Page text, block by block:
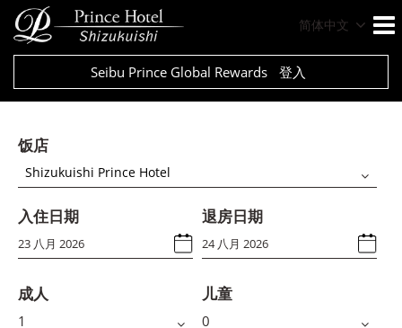
简体中文
Seibu Prince Global Rewards 登入
饭店
Shizukuishi Prince Hotel
入住日期 退房日期
成人 儿童